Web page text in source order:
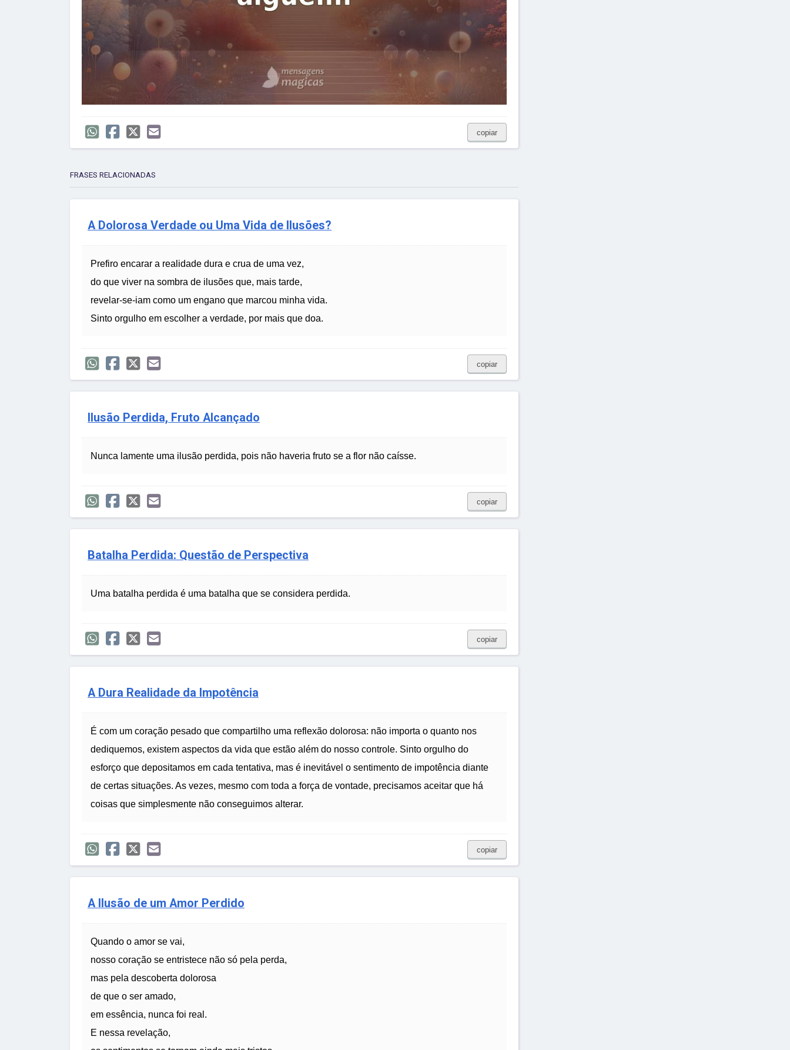
copiar
FRASES RELACIONADAS
A Dolorosa Verdade ou Uma Vida de Ilusões?
Prefiro encarar a realidade dura e crua de uma vez,
do que viver na sombra de ilusões que, mais tarde,
revelar-se-iam como um engano que marcou minha vida.
Sinto orgulho em escolher a verdade, por mais que doa.
copiar
Ilusão Perdida, Fruto Alcançado
Nunca lamente uma ilusão perdida, pois não haveria fruto se a flor não caísse.
copiar
Batalha Perdida: Questão de Perspectiva
Uma batalha perdida é uma batalha que se considera perdida.
copiar
A Dura Realidade da Impotência
É com um coração pesado que compartilho uma reflexão dolorosa: não importa o quanto nos
dediquemos, existem aspectos da vida que estão além do nosso controle. Sinto orgulho do
esforço que depositamos em cada tentativa, mas é inevitável o sentimento de impotência diante
de certas situações. As vezes, mesmo com toda a força de vontade, precisamos aceitar que há
coisas que simplesmente não conseguimos alterar.
copiar
A Ilusão de um Amor Perdido
Quando o amor se vai,
nosso coração se entristece não só pela perda,
mas pela descoberta dolorosa
de que o ser amado,
em essência, nunca foi real.
E nessa revelação,